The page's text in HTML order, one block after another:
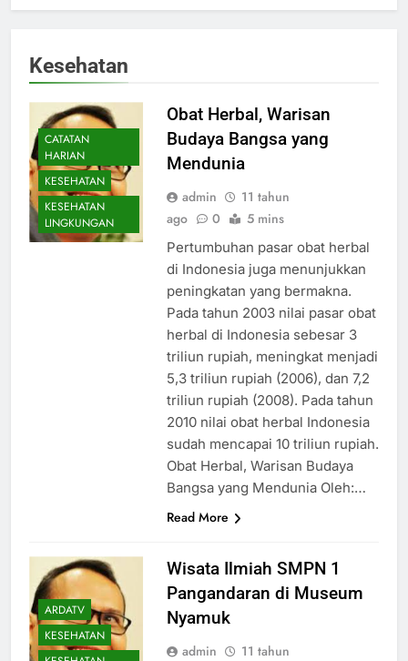
Kesehatan
CATATAN
HARIAN
KESEHATAN
KESEHATAN
LINGKUNGAN
Obat Herbal, Warisan
Budaya Bangsa yang
Mendunia
admin
11 tahun
ago
0 5 mins
Pertumbuhan pasar obat herbal
di Indonesia juga menunjukkan
peningkatan yang bermakna.
Pada tahun 2003 nilai pasar obat
herbal di Indonesia sebesar 3
triliun rupiah, meningkat menjadi
5,3 triliun rupiah (2006), dan 7,2
triliun rupiah (2008). Pada tahun
2010 nilai obat herbal Indonesia
sudah mencapai 10 triliun rupiah.
Obat Herbal, Warisan Budaya
Bangsa yang Mendunia Oleh:…
Read More
ARDATV
KESEHATAN
Wisata Ilmiah SMPN 1
Pangandaran di Museum
Nyamuk
admin
11 tahun